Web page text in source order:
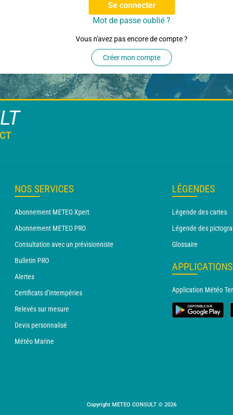
Se connecter
Mot de passe oublié ?
Vous n'avez pas encore de compte ?
Créer mon compte
NOS SERVICES
Abonnement METEO Xpert
Abonnement METEO PRO
Consultation avec un prévisionniste
Bulletin PRO
Alertes
Certificats d'intempéries
Relevés sur mesure
Devis personnalisé
Météo Marine
LÉGENDES
Légende des cartes
Légende des
Glossaire
APPLICATIONS
Application Météo
Copyright METEO CONSULT © 2026